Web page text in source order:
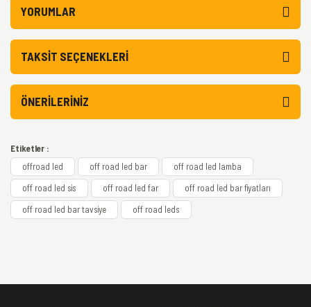
YORUMLAR
TAKSIT SEÇENEKLERI
ÖNERILERINIZ
Etiketler :
offroad led
off road led bar
off road led lamba
off road led sis
off road led far
off road led bar fiyatları
off road led bar tavsiye
off road leds